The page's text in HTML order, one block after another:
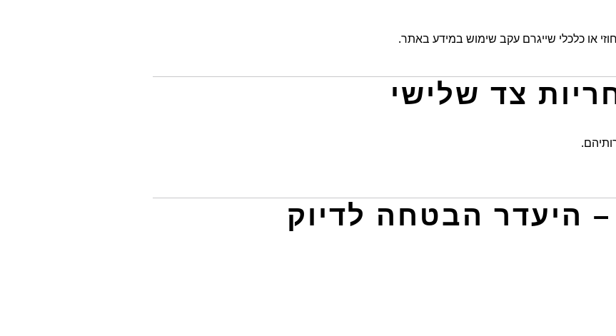
או כלכלי שייגרם עקב שימוש במידע באתר.